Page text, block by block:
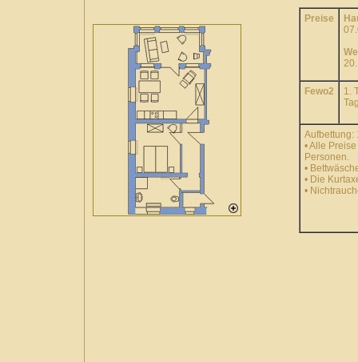
Preise
Fewo2
1.
Aufbettung:
• Alle
Personen.
•
• Die
•